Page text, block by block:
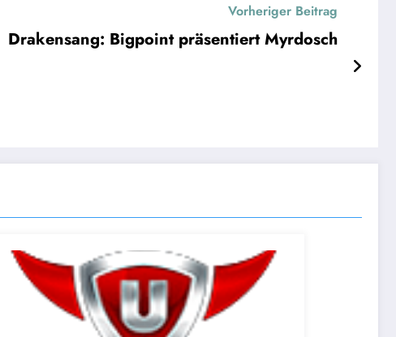
Vorheriger Beitrag
Drakensang: Bigpoint präsentiert Myrdosch